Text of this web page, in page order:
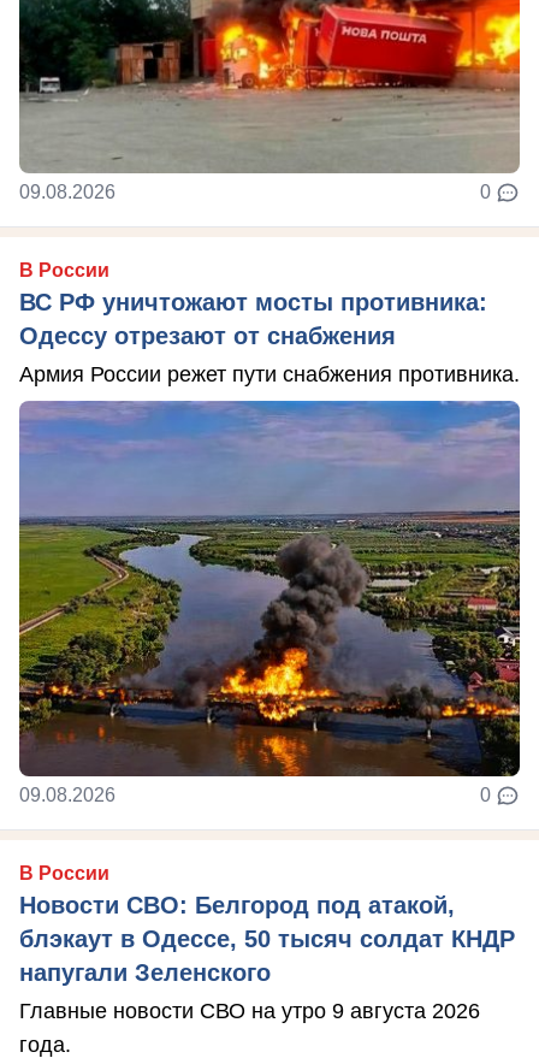
09.08.2026 0
В России
ВС РФ уничтожают мосты противника:
Одессу отрезают от снабжения
Армия России режет пути снабжения противника.
09.08.2026 0
В России
Новости СВО: Белгород под атакой,
блэкаут в Одессе, 50 тысяч солдат КНДР
напугали Зеленского
Главные новости СВО на утро 9 августа 2026
года.